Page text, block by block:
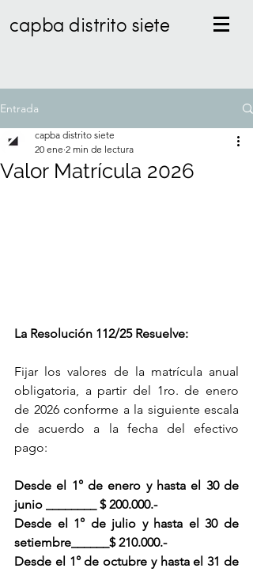
capba distrito siete
Entrada
Valor Matrícula 2026
capba distrito siete
20 ene 2 min de lectura
La Resolución 112/25 Resuelve:
Fijar los valores de la matrícula anual
obligatoria, a partir del 1ro. de enero
de 2026 conforme a la siguiente escala
de acuerdo a la fecha del efectivo
pago:
Desde el 1° de enero y hasta el 30 de
junio ________ $ 200.000.-
Desde el 1° de julio y hasta el 30 de
setiembre______$ 210.000.-
Desde el 1° de octubre y hasta el 31 de